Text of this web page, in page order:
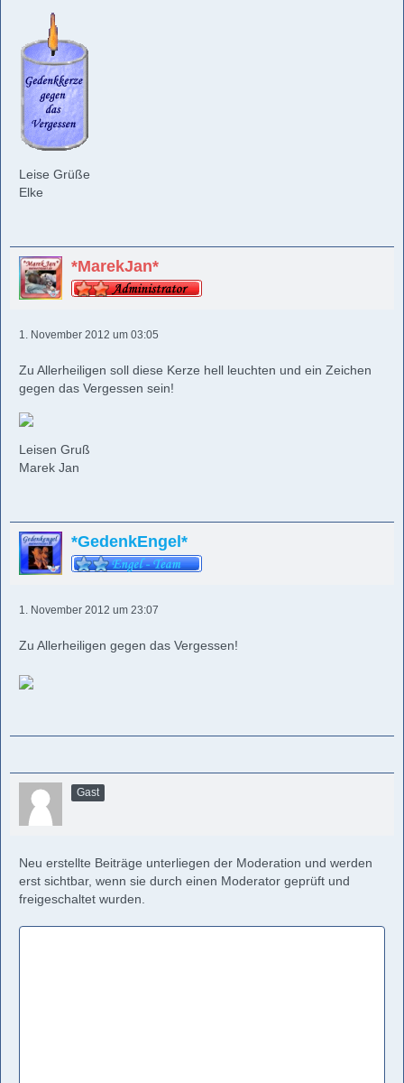
Leise Grüße
Elke
*MarekJan*
1. November 2012 um 03:05
Zu Allerheiligen soll diese Kerze hell leuchten und ein Zeichen
gegen das Vergessen sein!
Leisen Gruß
Marek Jan
*GedenkEngel*
1. November 2012 um 23:07
Zu Allerheiligen gegen das Vergessen!
Gast
Neu erstellte Beiträge unterliegen der Moderation und werden
erst sichtbar, wenn sie durch einen Moderator geprüft und
freigeschaltet wurden.